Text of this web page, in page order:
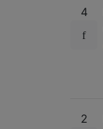
4
2